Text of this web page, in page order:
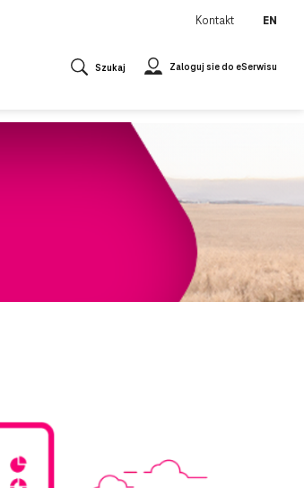
Kontakt EN
Szukaj Zaloguj sie do eSerwisu